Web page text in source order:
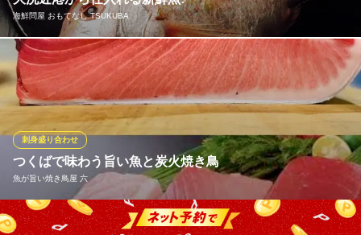
つくばエクスプレスつくば駅A1番出口 徒歩13分
茨城県つくば市春日2-12-8
海鮮問屋 おもてなし TSUKUBA
こだわりの食材をお造りでご提供致します♪美味しいお魚はお酒も
進みます！！ぜひご来店時はご賞味下さい♪
海鮮問屋 おもてなし TSUKUBA
海鮮居酒屋/宴会/鍋
つくばエクスプレスつくば駅 車5分
茨城県つくば市天久保1-6-2 六本木ビルA
つくばで味わう旨い魚と炭火焼き鳥
魚が旨い焼き鳥屋 六
刺身盛り合わせ
修行を積んだ職人が厳選した旬の食材が光る！ 旨い魚を使った自